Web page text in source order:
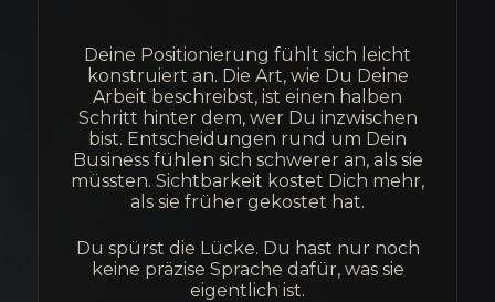
Deine Positionierung fühlt sich leicht
konstruiert an. Die Art, wie Du Deine
Arbeit beschreibst, ist einen halben
Schritt hinter dem, wer Du inzwischen
bist. Entscheidungen rund um Dein
Business fühlen sich schwerer an, als sie
müssten. Sichtbarkeit kostet Dich mehr,
als sie früher gekostet hat.
Du spürst die Lücke. Du hast nur noch
keine präzise Sprache dafür, was sie
eigentlich ist.